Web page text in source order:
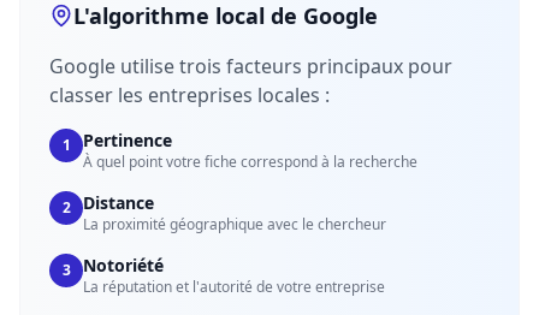
L'algorithme local de Google
Google utilise trois facteurs principaux pour
classer les entreprises locales :
1 Pertinence
À quel point votre fiche correspond à la recherche
2 Distance
La proximité géographique avec le chercheur
3 Notoriété
La réputation et l'autorité de votre entreprise